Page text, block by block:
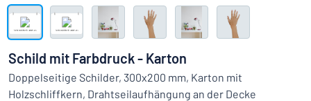
Das Gesuchte nicht gefunden? Schild hier entwerfen
Alle Kategorien anzeigen
Einloggen
Schild mit Farbdruck - Karton
Doppelseitige Schilder, 300x200 mm, Karton mit
Holzschliffkern, Drahtseilaufhängung an der Decke